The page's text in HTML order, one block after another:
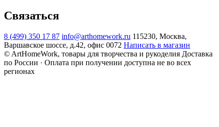
Связаться
8 (499) 350 17 87 info@arthomework.ru 115230, Москва,
Варшавское шоссе, д.42, офис 0072 Написать в магазин
© ArtHomeWork, товары для творчества и рукоделия Доставка
по России · Оплата при получении доступна не во всех
регионах